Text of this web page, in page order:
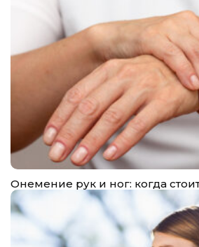
Онемение рук и ног: когда